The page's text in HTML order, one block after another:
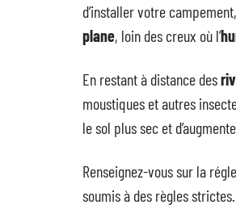
d’installer votre
plane, loin des creux où l’
En restant à distance des
moustiques et autres
le sol plus sec et
Renseignez-vous sur la
soumis à des règles